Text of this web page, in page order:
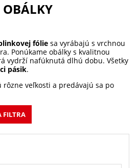
fólie sa vyrábajú s vrchnou
Ponúkame obálky s kvalitnou
vydrží nafúknutá dlhú dobu. Všetky
pásik.
rôzne veľkosti a predávajú sa po
FILTRA